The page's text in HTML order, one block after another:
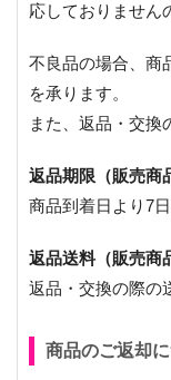
応しておりません
不良品の場合、商
を承ります。
また、返品・交換
返品期限（販売商
商品到着日より7
返品送料（販売商
返品・交換の際の
商品のご返却